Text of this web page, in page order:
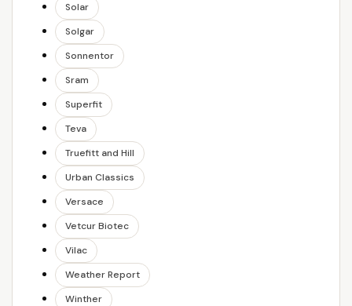
Solar
Solgar
Sonnentor
Sram
Superfit
Teva
Truefitt and Hill
Urban Classics
Versace
Vetcur Biotec
Vilac
Weather Report
Winther